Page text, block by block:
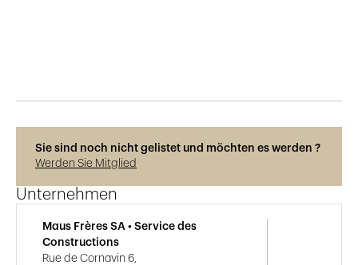
Sie sind noch nicht gelistet und möchten es werden ?
Werden Sie Mitglied
Unternehmen
Maus Frères SA • Service des
Constructions
Rue de Cornavin 6,